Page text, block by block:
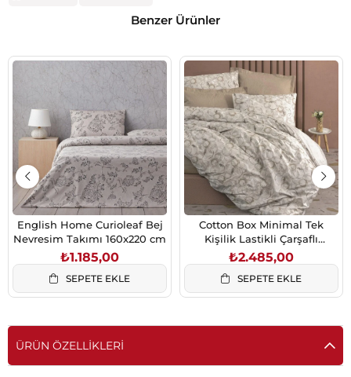
Benzer Ürünler
English Home Curioleaf Bej
Nevresim Takımı 160x220 cm
₺1.185,00
SEPETE EKLE
Cotton Box Minimal Tek
Kişilik Lastikli Çarşaflı
Nevresim Takımı Moil Bej
₺2.485,00
SEPETE EKLE
ÜRÜN ÖZELLIKLERI